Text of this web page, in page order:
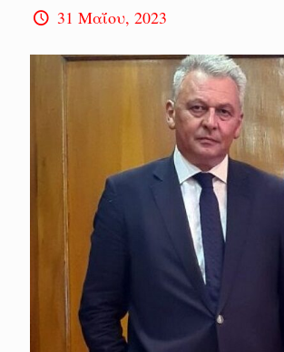
31 Μαΐου, 2023